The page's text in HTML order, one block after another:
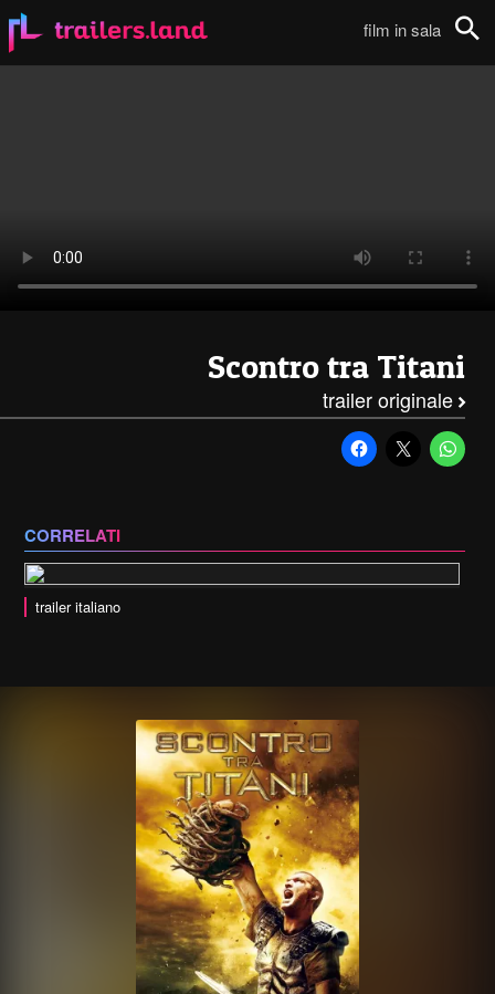
film in sala
Scontro tra Titani
trailer originale
CORRELATI
trailer italiano